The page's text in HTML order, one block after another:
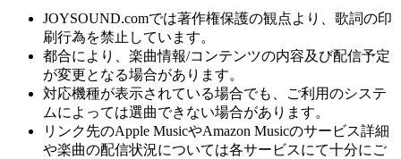
JOYSOUND.comでは著作権保護の観点より、歌詞の印
刷行為を禁止しています。
都合により、楽曲情報/コンテンツの内容及び配信予定
が変更となる場合があります。
対応機種が表示されている場合でも、ご利用のシステ
ムによっては選曲できない場合があります。
リンク先のApple MusicやAmazon Musicのサービス詳細
や楽曲の配信状況については各サービスにて十分にご